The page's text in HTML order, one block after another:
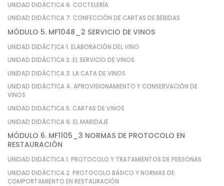
UNIDAD DIDÁCTICA 6. COCTELERÍA
UNIDAD DIDÁCTICA 7. CONFECCIÓN DE CARTAS DE BEBIDAS
MÓDULO 5. MF1048_2 SERVICIO DE VINOS
UNIDAD DIDÁCTICA 1. ELABORACIÓN DEL VINO
UNIDAD DIDÁCTICA 2. EL SERVICIO DE VINOS
UNIDAD DIDÁCTICA 3. LA CATA DE VINOS
UNIDAD DIDÁCTICA 4. APROVISIONAMIENTO Y CONSERVACIÓN DE
VINOS
UNIDAD DIDÁCTICA 5. CARTAS DE VINOS
UNIDAD DIDÁCTICA 6. EL MARIDAJE
MÓDULO 6. MF1105_3 NORMAS DE PROTOCOLO EN
RESTAURACIÓN
UNIDAD DIDÁCTICA 1. PROTOCOLO Y TRATAMIENTOS DE PERSONAS
UNIDAD DIDÁCTICA 2. PROTOCOLO BÁSICO Y NORMAS DE
COMPORTAMIENTO EN RESTAURACIÓN